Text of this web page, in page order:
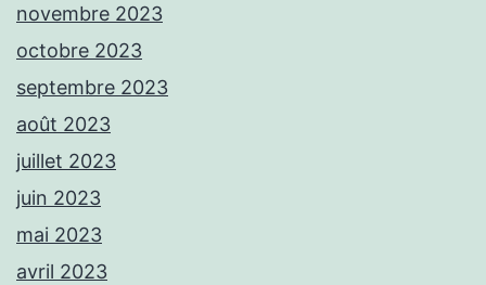
novembre 2023
octobre 2023
septembre 2023
août 2023
juillet 2023
juin 2023
mai 2023
avril 2023